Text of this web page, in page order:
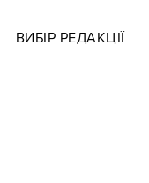
ВИБІР РЕДАКЦІЇ